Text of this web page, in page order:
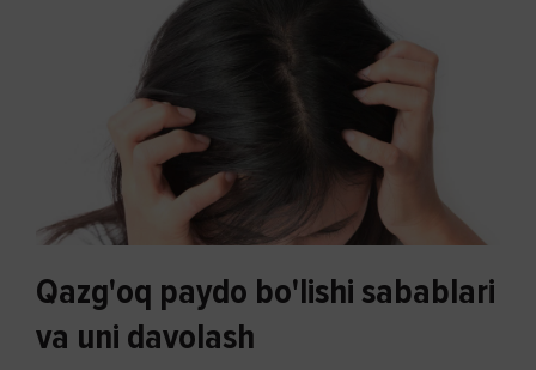
Qazg'oq paydo bo'lishi sabablari
va uni davolash